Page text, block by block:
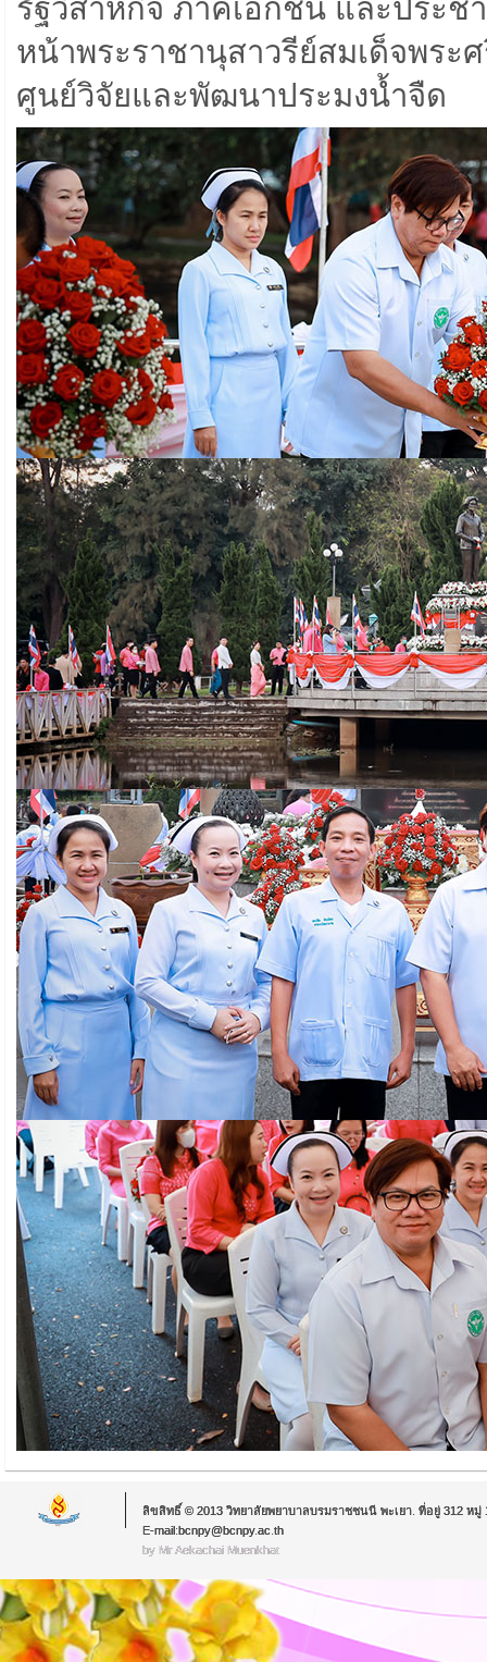
รัฐวิสาหกิจ ภาคเอกชน และประช
หน้าพระราชานุสาวรีย์สมเด็จพร
ศูนย์วิจัยและพัฒนาประมงน้ำจืด
ลิขสิทธิ์ © 2013 วิทยาลัยพยาบาลบรมราชชนนี พะเยา. ที่อยู่ 312 หมู่
E-mail:bcnpy@bcnpy.ac.th
by Mr.Aekachai Muenkhat